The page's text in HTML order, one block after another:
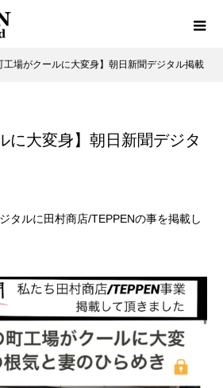
工場がクールに大変身】朝日新聞デジタル掲載
に大変身】朝日新聞デジタ
タルに田村商店/TEPPENの事を掲載し